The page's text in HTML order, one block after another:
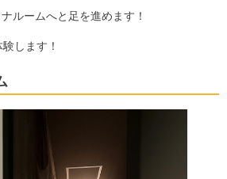
ルームへと足を進めます！
します！